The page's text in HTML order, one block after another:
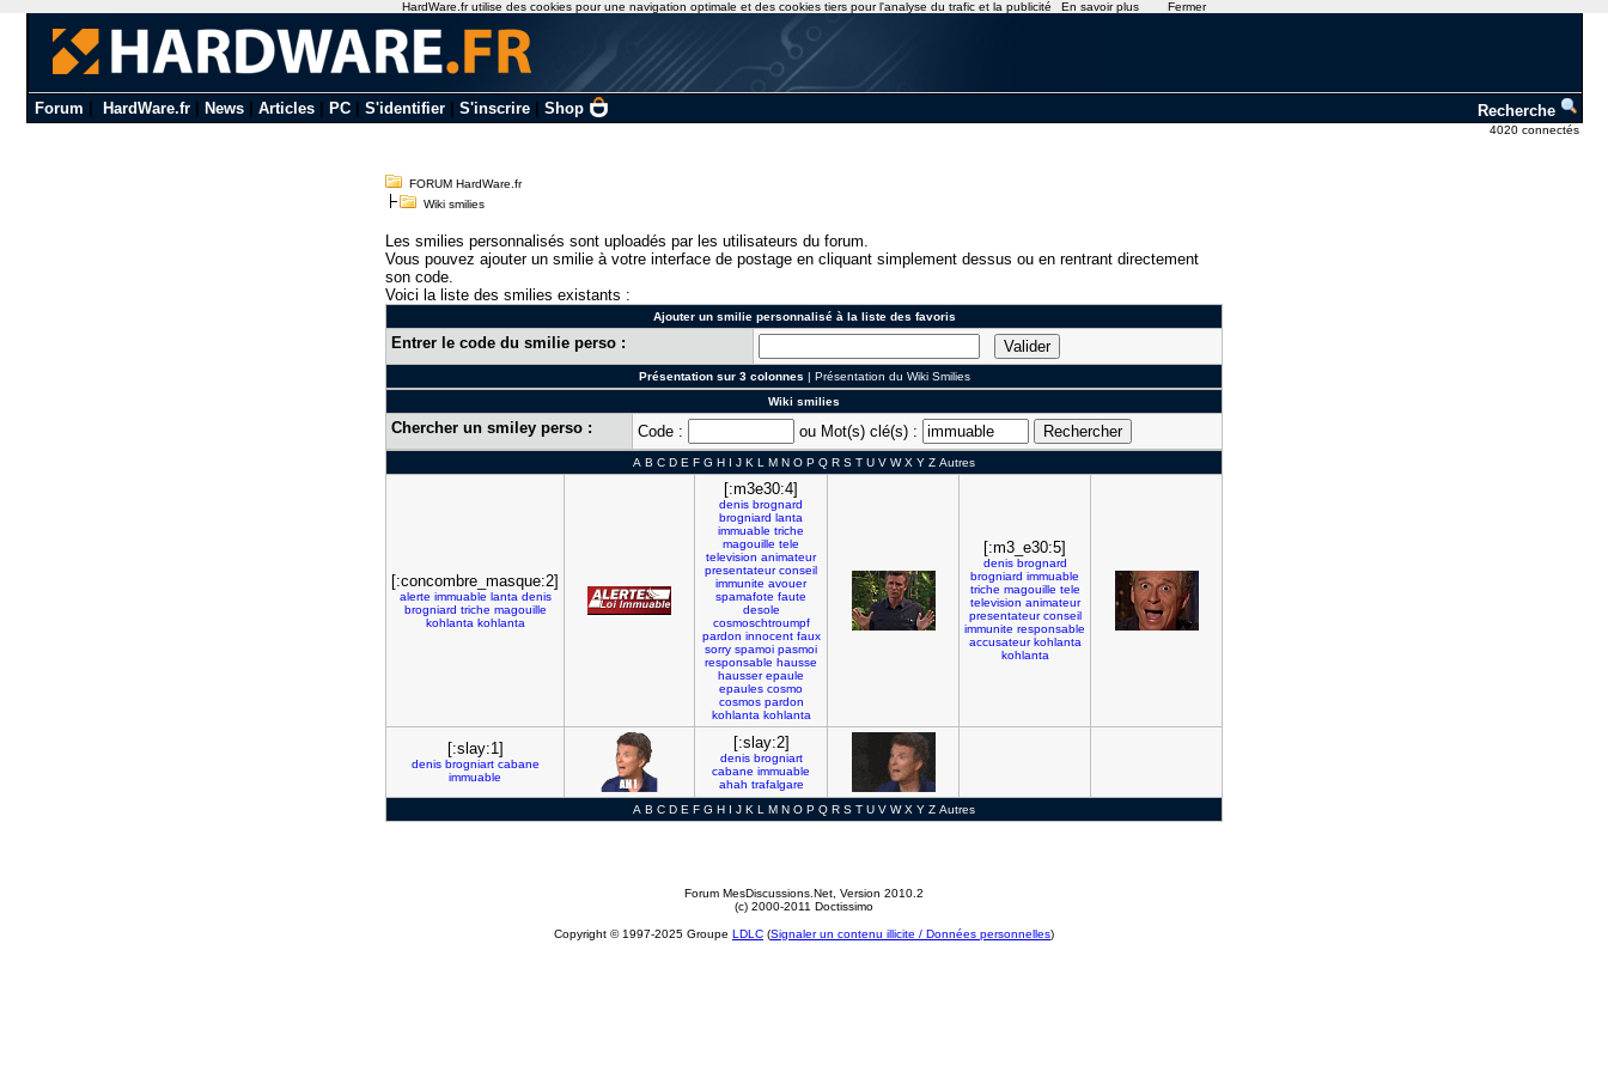
Forum HardWare.fr| News| Articles| PC| S'identifier| S'inscrire| Shop Recherche
4020 connectés
FORUM HardWare.fr
Wiki smilies
Les smilies personnalisés sont uploadés par les utilisateurs du forum.
Vous pouvez ajouter un smilie à votre interface de postage en cliquant simplement dessus ou en rentrant directement
son code.
Voici la liste des smilies existants :
Ajouter un smilie personnalisé à la liste des favoris
Entrer le code du smilie perso :
Présentation sur 3 colonnes | Présentation du Wiki Smilies
Wiki smilies
Chercher un smiley perso : Code : ou Mot(s) clé(s) :
A B C D E F G H I J K L M N O P Q R S T U V W X Y Z Autres
[:concombre_masque:2]
alerte immuable lanta denis
brogniard triche magouille
kohlanta kohlanta
[:m3e30:4]
denis brognard
brogniard lanta
immuable triche
magouille tele
television animateur
presentateur conseil
immunite avouer
spamafote faute
desole
cosmoschtroumpf
pardon innocent faux
sorry spamoi pasmoi
responsable hausse
hausser epaule
epaules cosmo
cosmos pardon
kohlanta kohlanta
[:m3_e30:5]
denis brognard
brogniard immuable
triche magouille tele
television animateur
presentateur conseil
immunite responsable
accusateur kohlanta
kohlanta
[:slay:1]
denis brogniart cabane
immuable
[:slay:2]
denis brogniart
cabane immuable
ahah trafalgare
A B C D E F G H I J K L M N O P Q R S T U V W X Y Z Autres
Forum MesDiscussions.Net , Version 2010.2
(c) 2000-2011 Doctissimo
Copyright © 1997-2025 Groupe LDLC (Signaler un contenu illicite / Données personnelles)
HardWare.fr utilise des cookies pour une navigation optimale et des cookies tiers pour l'analyse du trafic et la publicité En savoir plus Fermer